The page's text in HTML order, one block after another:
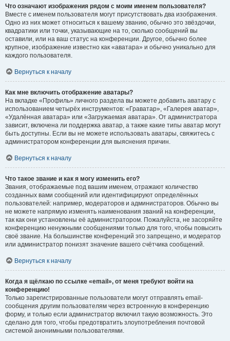
Что означают изображения рядом с моим именем пользователя?
Вместе с именем пользователя могут присутствовать два изображения.
Одно из них может относиться к вашему званию, обычно это звёздочки,
квадратики или точки, указывающие на то, сколько сообщений вы
оставили, или на ваш статус на конференции. Другое, обычно более
крупное, изображение известно как «аватара» и обычно уникально для
каждого пользователя.
Вернуться к началу
Как мне включить отображение аватары?
На вкладке «Профиль» личного раздела вы можете добавить аватару с
использованием четырёх инструментов: «Граватар», «Галерея аватар»,
«Удалённая аватара» или «Загружаемая аватара». От администратора
зависит, включена ли поддержка аватар, а также какие типы аватар могут
быть доступны. Если вы не можете использовать аватары, свяжитесь с
администратором конференции для выяснения причин.
Вернуться к началу
Что такое звание и как я могу изменить его?
Звания, отображаемые под вашим именем, отражают количество
созданных вами сообщений или идентифицируют определённых
пользователей: например, модераторов и администраторов. Обычно вы
не можете напрямую изменять наименования званий на конференции,
так как они установлены её администратором. Пожалуйста, не засоряйте
конференцию ненужными сообщениями только для того, чтобы повысить
своё звание. На большинстве конференций это запрещено, и модератор
или администратор понизят значение вашего счётчика сообщений.
Вернуться к началу
Когда я щёлкаю по ссылке «email», от меня требуют войти на
конференцию!
Только зарегистрированные пользователи могут отправлять email-
сообщения другим пользователям через встроенную в конференцию
форму, и только если администратор включил такую возможность. Это
сделано для того, чтобы предотвратить злоупотребления почтовой
системой анонимными пользователями.